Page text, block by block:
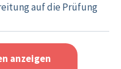
auf die Prüfung
anzeigen